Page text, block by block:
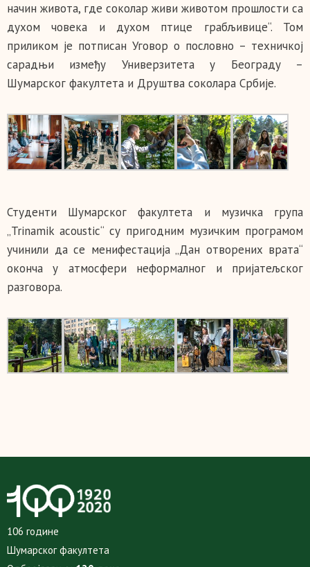
начин живота, где соколар живи животом прошлости са
духом човека и духом птице грабљивице“. Том
приликом је потписан Уговор о пословно – техничкој
сарадњи између Универзитета у Београду –
Шумарског факултета и Друштва соколара Србије.
Студенти Шумарског факултета и музичка група
„Trinamik acoustic“ су пригодним музичким програмом
учинили да се менифестација „Дан отворених врата“
оконча у атмосфери неформалног и пријатељског
разговора.
106 године
Шумарског факултета